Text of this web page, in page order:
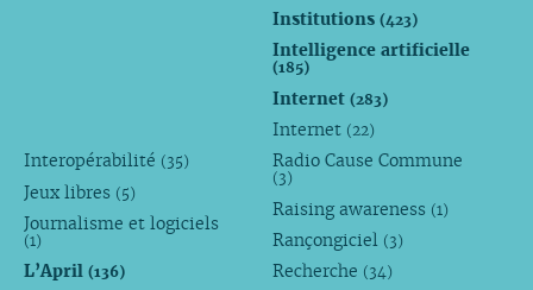
Institutions(423)
Intelligence artificielle
(185)
Internet(283)
Internet (22)
Interopérabilité (35)
Jeux libres (5)
Journalisme et logiciels
(1)
L’April (136)
Radio Cause Commune
(3)
Raising awareness (1)
Rançongiciel (3)
Recherche (34)